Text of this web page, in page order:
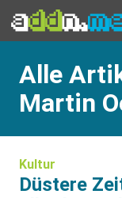
Alle
Martin
Kultur
Düstere